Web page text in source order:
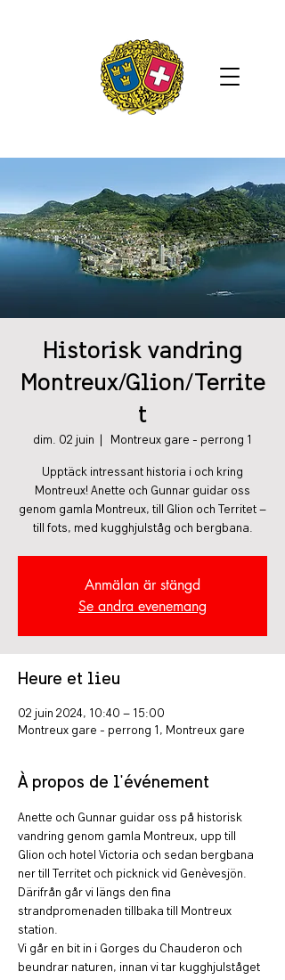
Historisk vandring
Montreux/Glion/Territe
t
dim. 02 juin Montreux gare - perrong 1
Upptäck intressant historia i och kring
Montreux! Anette och Gunnar guidar oss
genom gamla Montreux, till Glion och Territet –
till fots, med kugghjulståg och bergbana.
Anmälan är stängd
Se andra evenemang
Heure et lieu
02 juin 2024, 10:40 – 15:00
Montreux gare - perrong 1, Montreux gare
À propos de l'événement
Anette och Gunnar guidar oss på historisk
vandring genom gamla Montreux, upp till
Glion och hotel Victoria och sedan bergbana
ner till Territet och picknick vid Genèvesjön.
Därifrån går vi längs den fina
strandpromenaden tillbaka till Montreux
station.
Vi går en bit in i Gorges du Chauderon och
beundrar naturen, innan vi tar kugghjulståget